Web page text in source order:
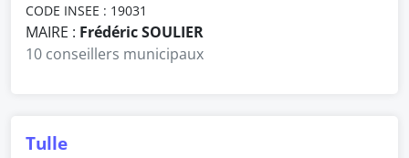
CODE INSEE : 19031
MAIRE : Frédéric SOULIER
10 conseillers municipaux
Tulle